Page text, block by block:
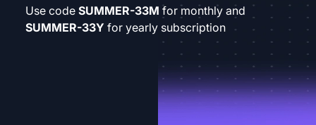
Use code SUMMER-33M for monthly and
SUMMER-33Y for yearly subscription